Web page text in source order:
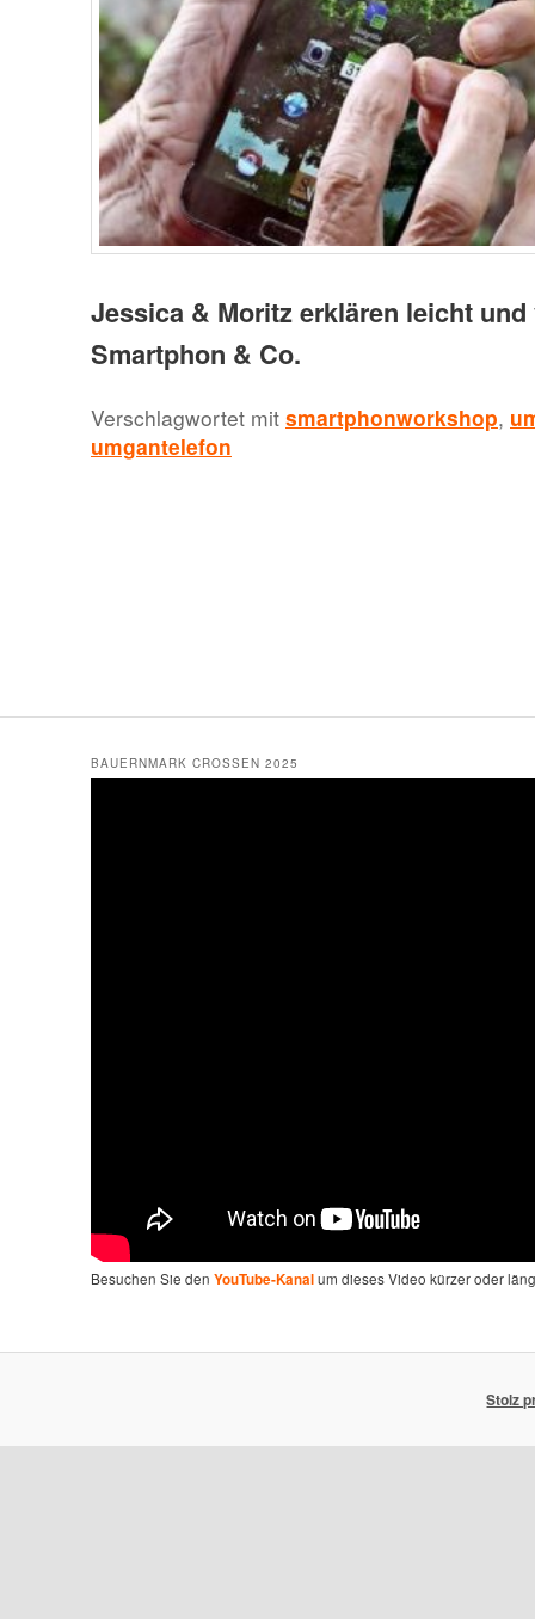
Jessica & Moritz erklären leicht
Smartphon & Co.
Verschlagwortet mit smartphonworkshop,
umgantelefon
BAUERNMARK CROSSEN 2025
Besuchen Sie den YouTube-Kanalum dieses Video kürzer oder
Stolz